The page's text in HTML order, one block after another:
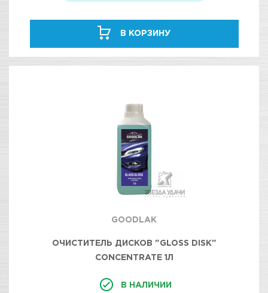
В КОРЗИНУ
GOODLAK
ОЧИСТИТЕЛЬ ДИСКОВ "GLOSS DISK"
CONCENTRATE 1Л
В НАЛИЧИИ